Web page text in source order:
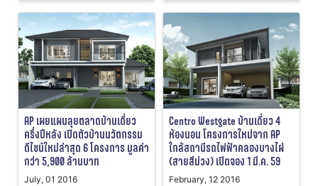
AP เผยแผนลุยตลาดบ้านเดี่ยว
ครึ่งปีหลัง เปิดตัวบ้านนวัตกรรม
ดีไซน์ใหม่ล่าสุด 6 โครงการ มูลค่า
กว่า 5,900 ล้านบาท
July, 01 2016
Centro Westgate บ้านเดี่ยว 4
ห้องนอน โครงการใหม่จาก AP
ใกล้สถานีรถไฟฟ้าคลองบางไผ่
(สายสีม่วง) เปิดจอง 1 มี.ค. 59
February, 12 2016